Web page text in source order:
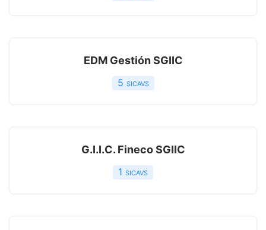
EDM Gestión SGIIC
5 sicavs
G.I.I.C. Fineco SGIIC
1 sicavs